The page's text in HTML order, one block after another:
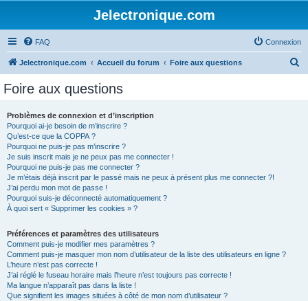
Jelectronique.com
FAQ Connexion
Jelectronique.com Accueil du forum Foire aux questions
Foire aux questions
Problèmes de connexion et d’inscription
Pourquoi ai-je besoin de m’inscrire ?
Qu’est-ce que la COPPA ?
Pourquoi ne puis-je pas m’inscrire ?
Je suis inscrit mais je ne peux pas me connecter !
Pourquoi ne puis-je pas me connecter ?
Je m’étais déjà inscrit par le passé mais ne peux à présent plus me connecter ?!
J’ai perdu mon mot de passe !
Pourquoi suis-je déconnecté automatiquement ?
À quoi sert « Supprimer les cookies » ?
Préférences et paramètres des utilisateurs
Comment puis-je modifier mes paramètres ?
Comment puis-je masquer mon nom d’utilisateur de la liste des utilisateurs en ligne ?
L’heure n’est pas correcte !
J’ai réglé le fuseau horaire mais l’heure n’est toujours pas correcte !
Ma langue n’apparaît pas dans la liste !
Que signifient les images situées à côté de mon nom d’utilisateur ?